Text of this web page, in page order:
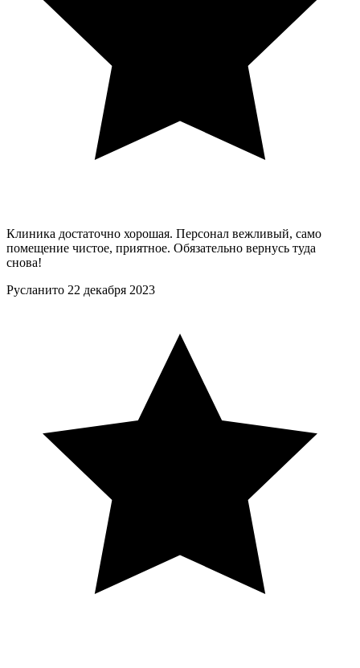
Клиника достаточно хорошая. Персонал вежливый, само
помещение чистое, приятное. Обязательно вернусь туда
снова!
Русланито 22 декабря 2023